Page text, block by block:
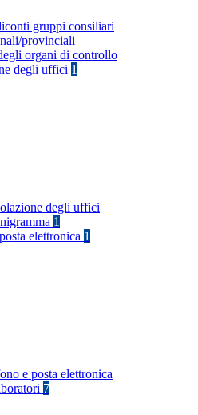
gruppi consiliari
provinciali
organi di controllo
degli uffici 1
degli uffici
1
elettronica 1
e posta elettronica
7